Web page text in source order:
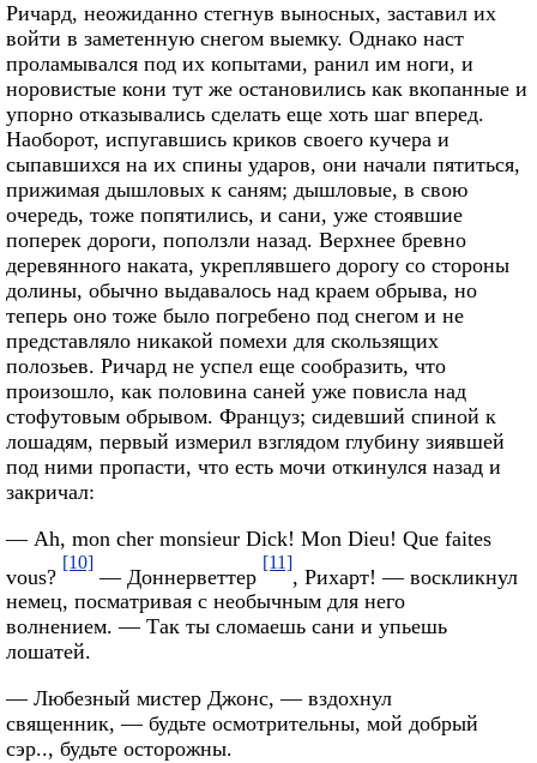
Ричард, неожиданно стегнув выносных, заставил их
войти в заметенную снегом выемку. Однако наст
проламывался под их копытами, ранил им ноги, и
норовистые кони тут же остановились как вкопанные и
упорно отказывались сделать еще хоть шаг вперед.
Наоборот, испугавшись криков своего кучера и
сыпавшихся на их спины ударов, они начали пятиться,
прижимая дышловых к саням; дышловые, в свою
очередь, тоже попятились, и сани, уже стоявшие
поперек дороги, поползли назад. Верхнее бревно
деревянного наката, укреплявшего дорогу со стороны
долины, обычно выдавалось над краем обрыва, но
теперь оно тоже было погребено под снегом и не
представляло никакой помехи для скользящих
полозьев. Ричард не успел еще сообразить, что
произошло, как половина саней уже повисла над
стофутовым обрывом. Француз; сидевший спиной к
лошадям, первый измерил взглядом глубину зиявшей
под ними пропасти, что есть мочи откинулся назад и
закричал:
— Ah, mon cher monsieur Dick! Mon Dieu! Que faites
vous?
[10]
— Доннерветтер
[11]
, Рихарт! — воскликнул
немец, посматривая с необычным для него
волнением. — Так ты сломаешь сани и упьешь
лошатей.
— Любезный мистер Джонс, — вздохнул
священник, — будьте осмотрительны, мой добрый
сэр.., будьте осторожны.